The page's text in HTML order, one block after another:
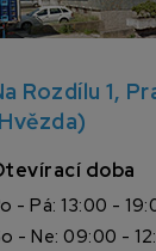
Rozdílu 1,
doba
- Pá: 13:00 -
- Ne: 09:00 -